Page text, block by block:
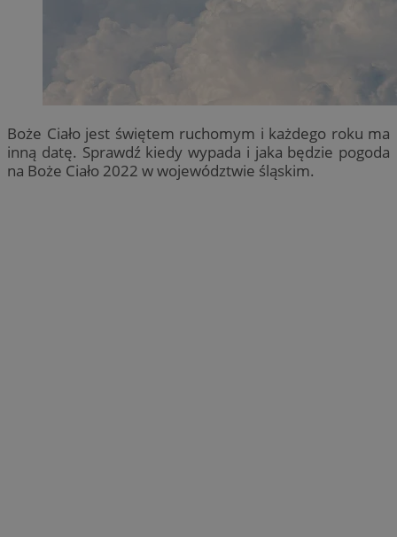
Boże Ciało jest świętem ruchomym i każdego roku ma
inną datę. Sprawdź kiedy wypada i jaka będzie pogoda
na Boże Ciało 2022 w województwie śląskim.